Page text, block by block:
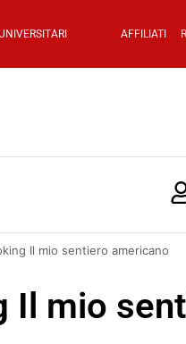
AFFILIATI
Il mio sentiero americano
Il mio